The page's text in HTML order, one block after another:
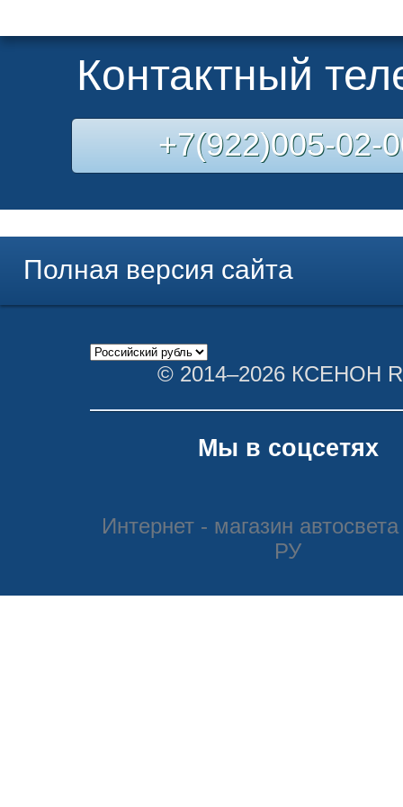
Контактный
+7(922)005-02-
Полная версия сайта
© 2014–2026 КСЕНОН
Мы в соцсетях
Интернет - магазин
РУ